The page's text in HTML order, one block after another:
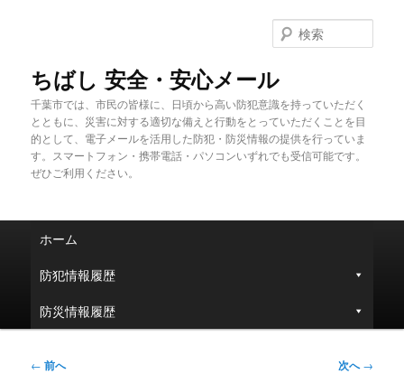
ちばし 安全・安心メール
千葉市では、市民の皆様に、日頃から高い防犯意識を持っていただく
とともに、災害に対する適切な備えと行動をとっていただくことを目
的として、電子メールを活用した防犯・防災情報の提供を行っていま
す。スマートフォン・携帯電話・パソコンいずれでも受信可能です。
ぜひご利用ください。
索
ュ
ホーム
防犯情報履歴
防災情報履歴
投
← 前へ 次へ→